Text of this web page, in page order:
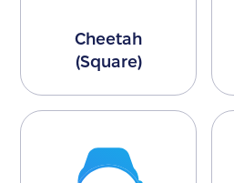
Cheetah
(Square)